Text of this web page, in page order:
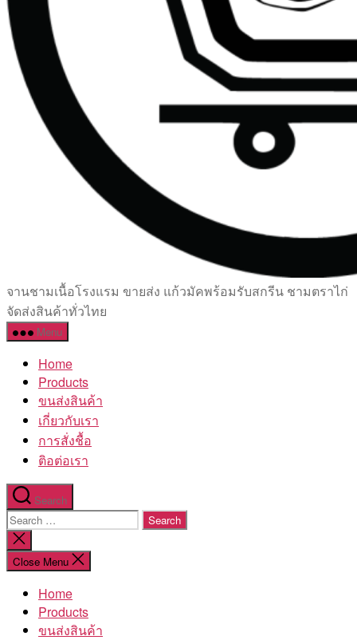
เซรามิค
ครบ
ครัน
โรงงาน
จานชามเนื้อโรงแรม ขายส่ง แก้วมัคพร้อมรับสกรีน ชามตราไก่
จัดส่งสินค้าทั่วไทย
Menu
Home
Products
ขนส่งสินค้า
เกี่ยวกับเรา
การสั่งชื้อ
ติอต่อเรา
Search
Search
for:
Close
search
Close Menu
Home
Products
ขนส่งสินค้า